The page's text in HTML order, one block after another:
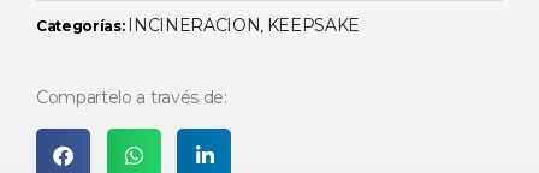
Categorías: INCINERACION, KEEPSAKE
Compartelo a través de: